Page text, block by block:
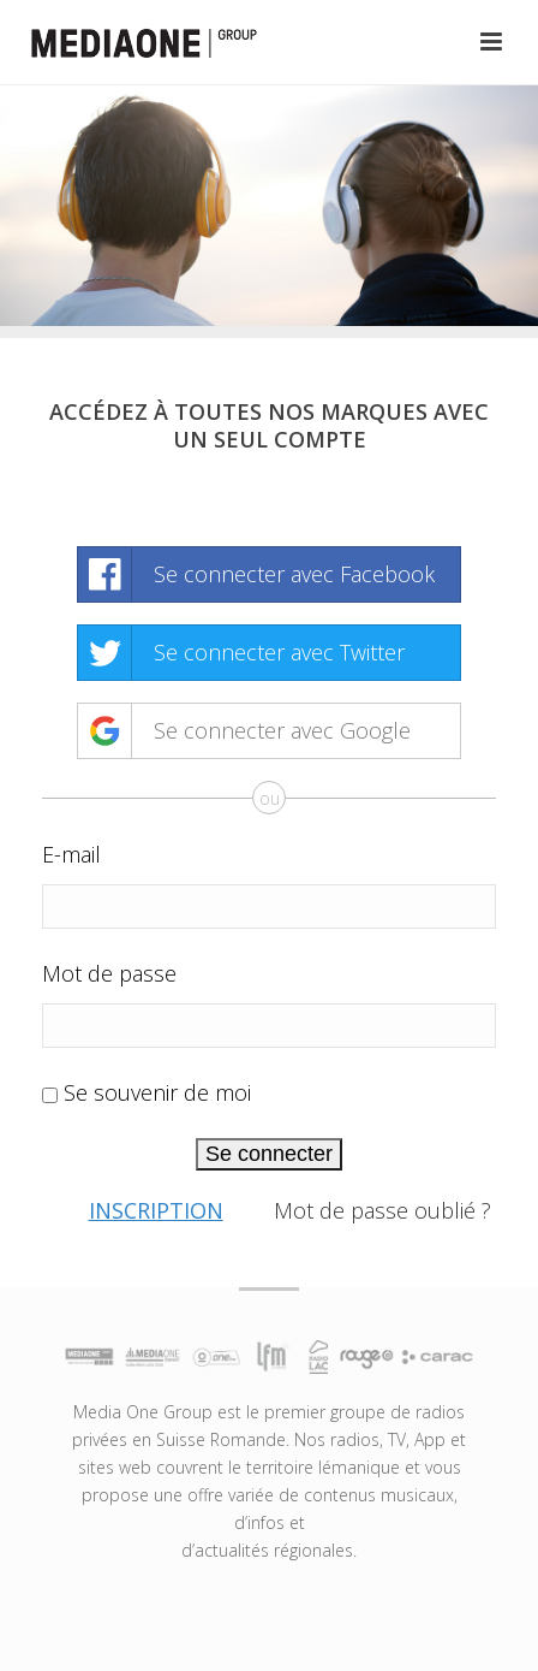
ACCÉDEZ À TOUTES NOS MARQUES AVEC
UN SEUL COMPTE
Se connecter avec Facebook
Se connecter avec Twitter
Se connecter avec Google
ou
E-mail
Mot de passe
Se souvenir de moi
Se connecter
INSCRIPTION Mot de passe oublié ?
Media One Group est le premier groupe de radios
privées en Suisse Romande. Nos radios, TV, App et
sites web couvrent le territoire lémanique et vous
propose une offre variée de contenus musicaux,
d’infos et
d’actualités régionales.